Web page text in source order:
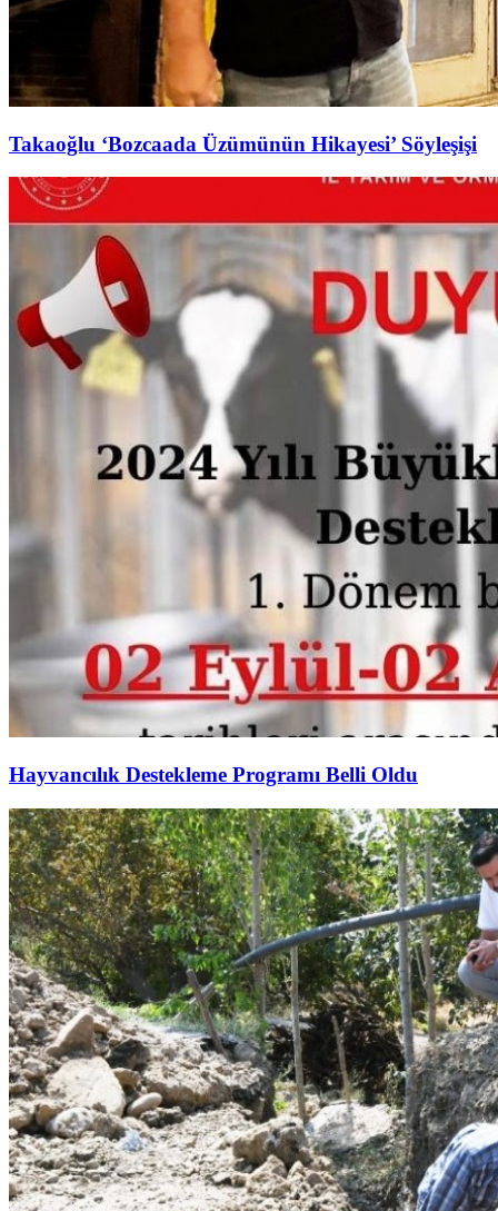
Takaoğlu ‘Bozcaada Üzümünün Hikayesi’ Söyleşişi
Hayvancılık Destekleme Programı Belli Oldu